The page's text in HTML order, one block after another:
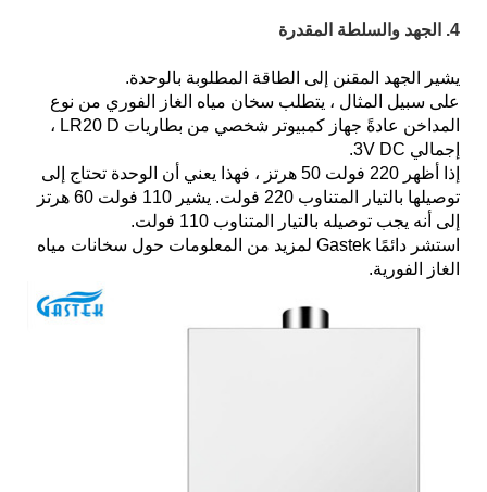
4. الجهد والسلطة المقدرة
يشير الجهد المقنن إلى الطاقة المطلوبة بالوحدة.
على سبيل المثال ، يتطلب سخان مياه الغاز الفوري من نوع
المداخن عادةً جهاز كمبيوتر شخصي من بطاريات LR20 D ،
إجمالي 3V DC.
إذا أظهر 220 فولت 50 هرتز ، فهذا يعني أن الوحدة تحتاج إلى
توصيلها بالتيار المتناوب 220 فولت. يشير 110 فولت 60 هرتز
إلى أنه يجب توصيله بالتيار المتناوب 110 فولت.
استشر دائمًا Gastek لمزيد من المعلومات حول سخانات مياه
الغاز الفورية.